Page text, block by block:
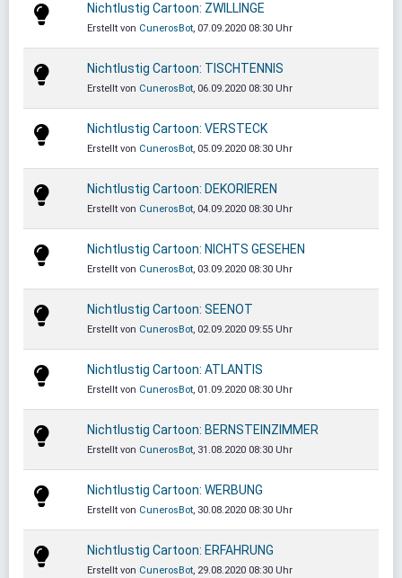
Nichtlustig Cartoon: ZWILLINGE
Erstellt von CunerosBot, 07.09.2020 08:30 Uhr
Nichtlustig Cartoon: TISCHTENNIS
Erstellt von CunerosBot, 06.09.2020 08:30 Uhr
Nichtlustig Cartoon: VERSTECK
Erstellt von CunerosBot, 05.09.2020 08:30 Uhr
Nichtlustig Cartoon: DEKORIEREN
Erstellt von CunerosBot, 04.09.2020 08:30 Uhr
Nichtlustig Cartoon: NICHTS GESEHEN
Erstellt von CunerosBot, 03.09.2020 08:30 Uhr
Nichtlustig Cartoon: SEENOT
Erstellt von CunerosBot, 02.09.2020 09:55 Uhr
Nichtlustig Cartoon: ATLANTIS
Erstellt von CunerosBot, 01.09.2020 08:30 Uhr
Nichtlustig Cartoon: BERNSTEINZIMMER
Erstellt von CunerosBot, 31.08.2020 08:30 Uhr
Nichtlustig Cartoon: WERBUNG
Erstellt von CunerosBot, 30.08.2020 08:30 Uhr
Nichtlustig Cartoon: ERFAHRUNG
Erstellt von CunerosBot, 29.08.2020 08:30 Uhr